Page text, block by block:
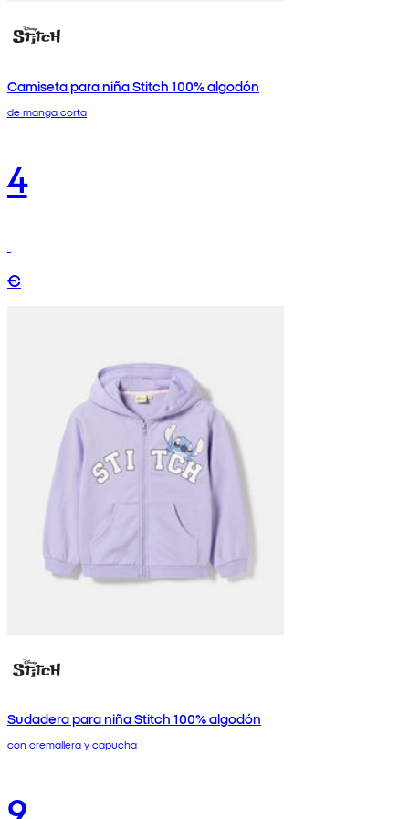
Camiseta para niña Stitch 100% algodón
de manga corta
4
€
Sudadera para niña Stitch 100% algodón
con cremallera y capucha
9